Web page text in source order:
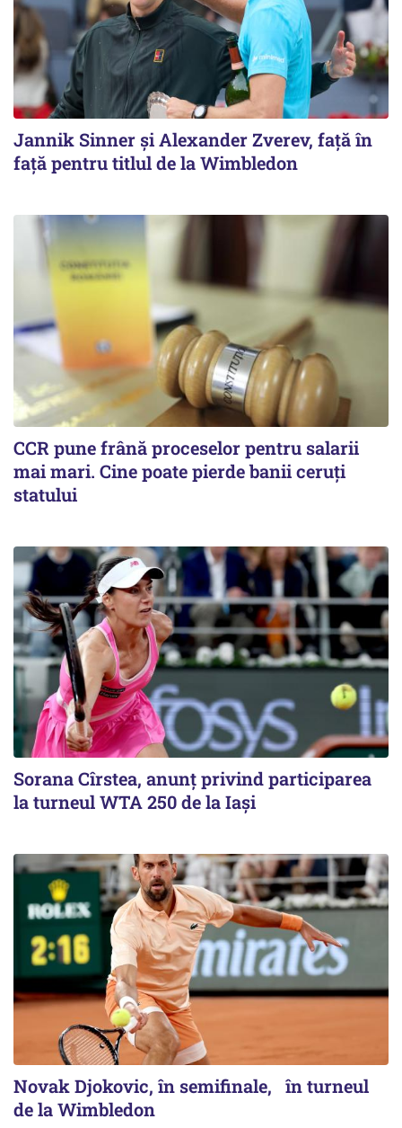
Jannik Sinner și Alexander Zverev, față în
față pentru titlul de la Wimbledon
CCR pune frână proceselor pentru salarii
mai mari. Cine poate pierde banii ceruți
statului
Sorana Cîrstea, anunț privind participarea
la turneul WTA 250 de la Iași
Novak Djokovic, în semifinale, în turneul
de la Wimbledon